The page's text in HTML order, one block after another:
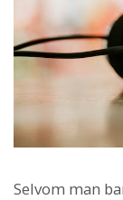
Selvom man